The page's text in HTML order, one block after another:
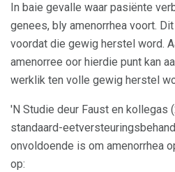
In baie gevalle waar pasiënte
genees, bly amenorrhea voort.
voordat die gewig herstel word.
amenorree oor hierdie punt kan
werklik ten volle gewig herstel
'N Studie deur Faust en kollegas
standaard-
onvoldoende is om amenorrhea
op: